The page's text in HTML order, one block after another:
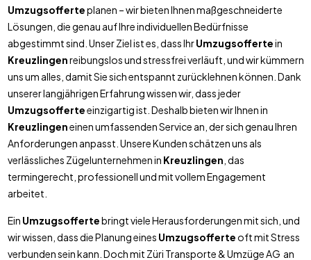
Umzugsofferteplanen – wir bieten Ihnen maßgeschneiderte
Lösungen, die genau auf Ihre individuellen Bedürfnisse
abgestimmt sind. Unser Ziel ist es, dass IhrUmzugsoffertein
Kreuzlingenreibungslos und stressfrei verläuft, und wir kümmern
uns um alles, damit Sie sich entspannt zurücklehnen können. Dank
unserer langjährigen Erfahrung wissen wir, dass jeder
Umzugsofferteeinzigartig ist. Deshalb bieten wir Ihnen in
Kreuzlingeneinen umfassenden Service an, der sich genau Ihren
Anforderungen anpasst. Unsere Kunden schätzen uns als
verlässliches Zügelunternehmen in Kreuzlingen , das
termingerecht, professionell und mit vollem Engagement
arbeitet.
Ein Umzugsoffertebringt viele Herausforderungen mit sich, und
wir wissen, dass die Planung eines Umzugsofferteoft mit Stress
verbunden sein kann. Doch mit Züri Transporte & Umzüge AG an